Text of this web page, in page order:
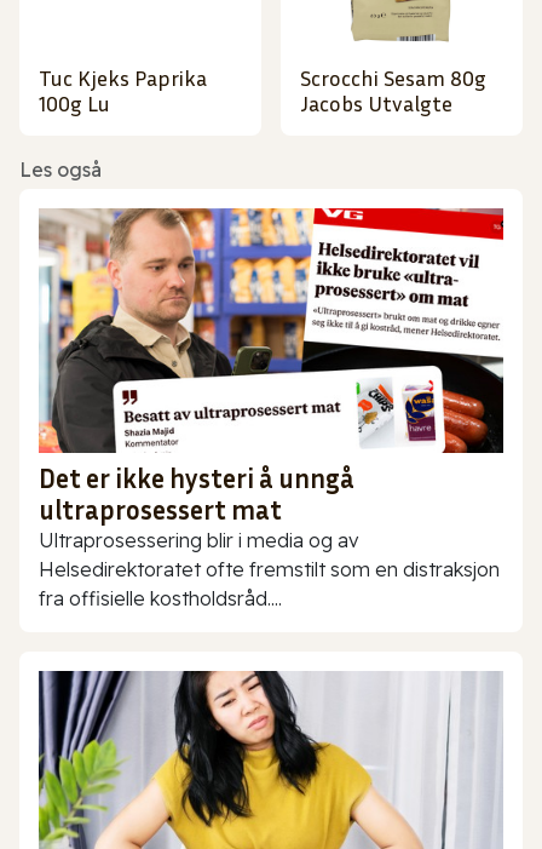
Tuc Kjeks Paprika
100g Lu
Scrocchi Sesam 80g
Jacobs Utvalgte
Les også
Det er ikke hysteri å unngå
ultraprosessert mat
Ultraprosessering blir i media og av
Helsedirektoratet ofte fremstilt som en distraksjon
fra offisielle kostholdsråd....